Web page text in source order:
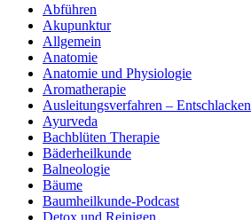
Abführen
Akupunktur
Allgemein
Anatomie
Anatomie und Physiologie
Aromatherapie
Ausleitungsverfahren – Entschlacken
Ayurveda
Bachblüten Therapie
Bäderheilkunde
Balneologie
Bäume
Baumheilkunde-Podcast
Detox und Reinigen